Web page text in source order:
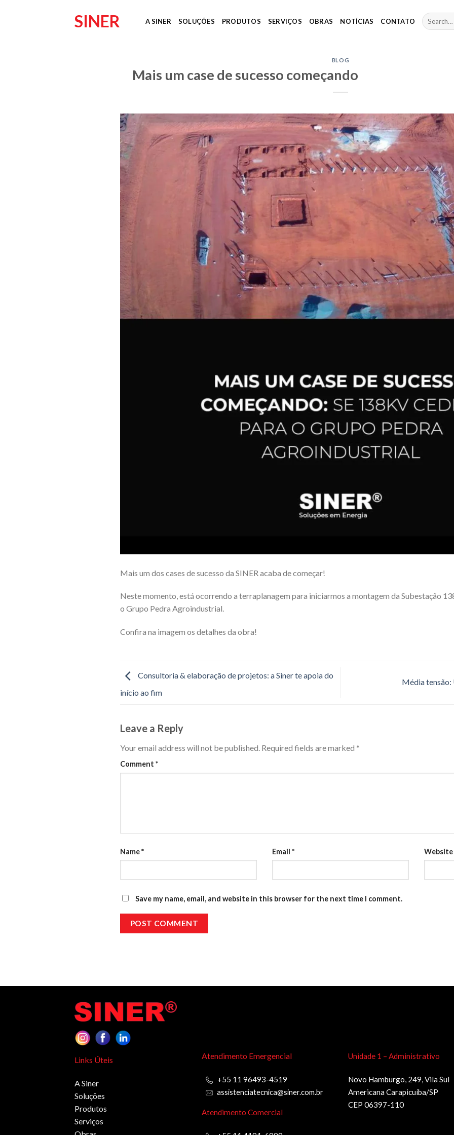
SINER A SINER SOLUÇÕES PRODUTOS SERVIÇOS OBRAS NOTÍCIAS CONTATO
BLOG
Mais um case de sucesso começando
Mais um dos cases de sucesso da SINER acaba de começar!
Neste momento, está ocorrendo a terraplanagem para iniciarmos a montagem da Subestação
o Grupo Pedra Agroindustrial.
Confira na imagem os detalhes da obra!
Consultoria & elaboração de projetos: a Siner te apoia do
início ao fim
Média tensão:
Leave a Reply
Your email address will not be published. Required fields are marked *
Comment *
Name* Email * Website
Save my name, email, and website in this browser for the next time I comment.
Links Úteis
A Siner
Soluções
Produtos
Serviços
Atendimento Emergencial
+55 11 96493-4519
assistenciatecnica@siner.com.br
Atendimento Comercial
Unidade 1 – Administrativo
Novo Hamburgo, 249, Vila Sul
Americana Carapicuíba/SP
CEP 06397-110